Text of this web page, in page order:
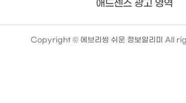
애드센스 광고 영역
Copyright © 에브리씽 쉬운 정보알리미 All
TistoryWhaleSkin3.4